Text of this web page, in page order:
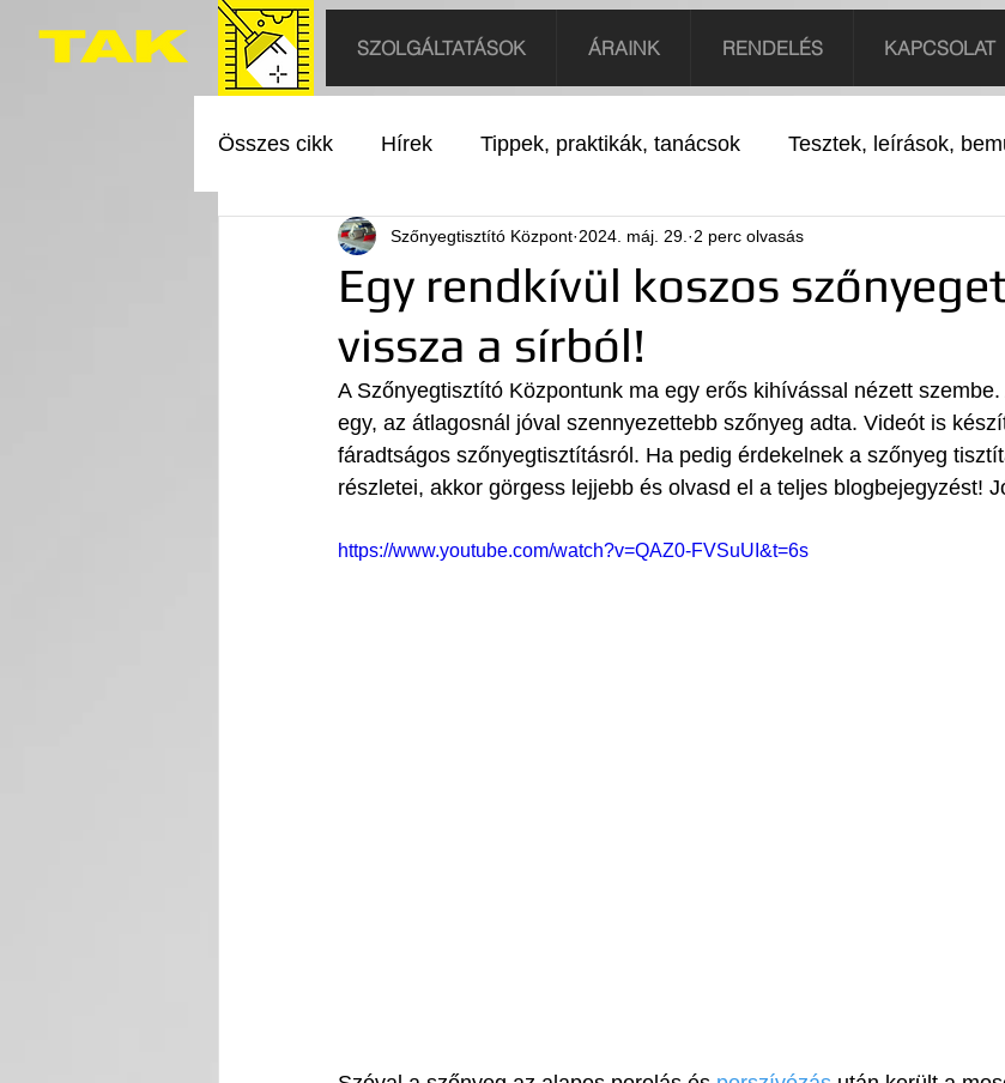
SZOLGÁLTATÁSOK ÁRAINK RENDELÉS KAPCSOLAT
Összes cikk Hírek Tippek, praktikák, tanácsok Tesztek, leírások,
Egy rendkívül koszos
vissza a sírból!
Szőnyegtisztító Központ 2024. máj. 29. 2 perc olvasás
A Szőnyegtisztító Központunk ma egy erős kihívással nézett
egy, az átlagosnál jóval szennyezettebb szőnyeg adta. Videót is
fáradtságos szőnyegtisztításról. Ha pedig érdekelnek a szőnyeg
részletei, akkor görgess lejjebb és olvasd el a teljes blogbejegyzést!
https://www.youtube.com/watch?v=QAZ0-FVSuUI&t=6s